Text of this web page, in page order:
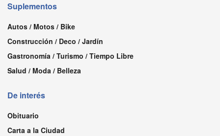
Suplementos
Autos / Motos / Bike
Construcción / Deco / Jardín
Gastronomía / Turismo / Tiempo Libre
Salud / Moda / Belleza
De interés
Obituario
Carta a la Ciudad